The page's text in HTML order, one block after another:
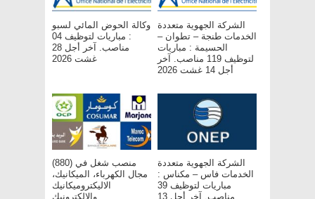
وكالة الحوض المائي لسبو
: مباريات لتوظيف 04
مناصب. آخر أجل 28
غشت 2026
الشركة الجهوية متعددة
الخدمات طنجة – تطوان –
الحسيمة : مباريات
لتوظيف 119 مناصب. آخر
أجل 14 غشت 2026
(880) منصب شغل في
مجال الكهرباء، الميكانيك،
الاليكتروميكانيك
والالكترونيك
الشركة الجهوية متعددة
الخدمات فاس – مکناس :
مباريات لتوظيف 39
مناصب. آخر أجل 13